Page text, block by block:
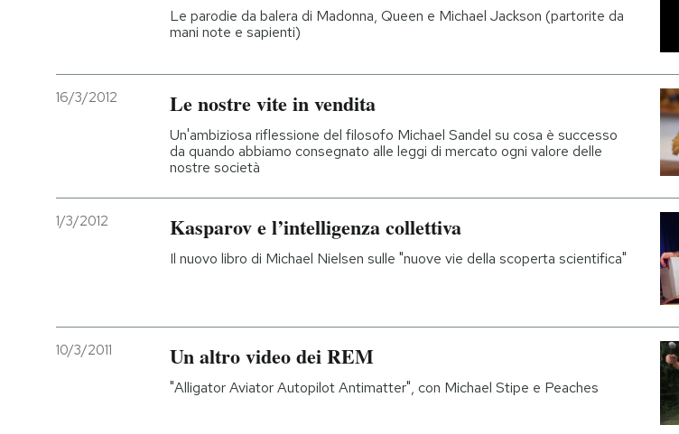
Le parodie da balera di Madonna, Queen e Michael Jackson (partorite da
mani note e sapienti)
16/3/2012 Le nostre vite in vendita
Un'ambiziosa riflessione del filosofo Michael Sandel su cosa è successo
da quando abbiamo consegnato alle leggi di mercato ogni valore delle
nostre società
1/3/2012 Kasparov e l’intelligenza collettiva
Il nuovo libro di Michael Nielsen sulle "nuove vie della scoperta scientifica"
10/3/2011 Un altro video dei REM
"Alligator Aviator Autopilot Antimatter", con Michael Stipe e Peaches